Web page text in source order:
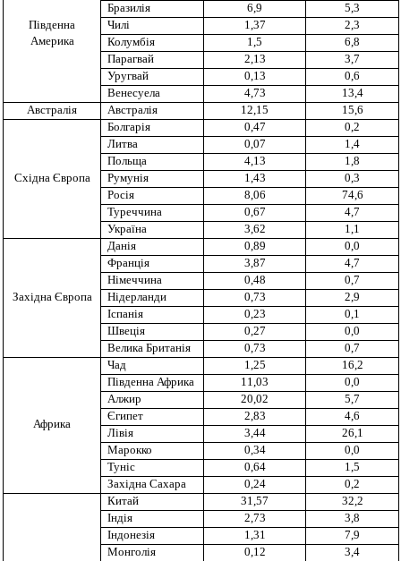
Південна
Америка
Бразилія
6,9
5,3
Чилі
1,37
2,3
Колумбія
1,5
6,8
Парагвай
2,13
3,7
Уругвай
0,13
0,6
Венесуела
4,73
13,4
Австралія
Австралія 12,15 15,6
Східна Європа
Болгарія 0,47
0,2
Литва
0,07
1,4
Польща
4,13
1,8
Румунія
1,43
0,3
Росія
8,06
74,6
Туреччина
0,67
4,7
Україна
3,62 1,1
Західна Європа
Данія 0,89
0,0
Франція
3,87
4,7
Німеччина
0,48
0,7
Нідерланди
0,73
2,9
Іспанія
0,23
0,1
Швеція
0,27
0,0
Велика Британія
0,73 0,7
Африка
Чад 1,25
16,2
Південна Африка
11,03
0,0
Алжир
20,02
5,7
Єгипет
2,83
4,6
Лівія
3,44
26,1
Марокко
0,34
0,0
Туніс
0,64
1,5
Західна Сахара
0,24 0,2
Китай 31,57
32,2
Індія
2,73
3,8
Індонезія
1,31
7,9
Монголія
0,12
3,4